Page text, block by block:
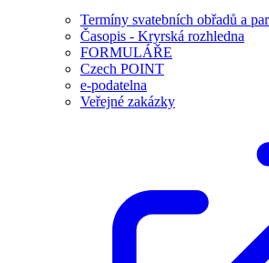
Termíny svatebních obřadů a
Časopis - Kryrská rozhledna
FORMULÁŘE
Czech POINT
e-podatelna
Veřejné zakázky